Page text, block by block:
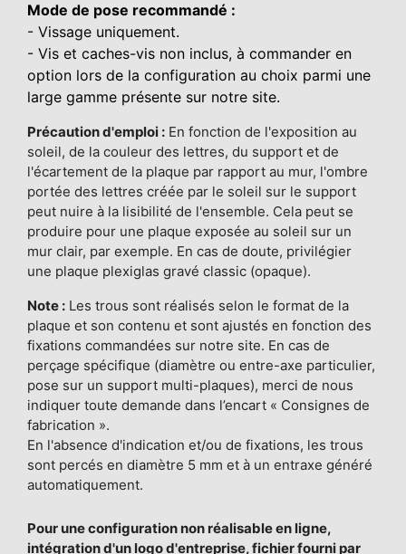
Mode de pose recommandé :
- Vissage uniquement.
- Vis et caches-vis non inclus, à commander en
option lors de la configuration au choix parmi une
large gamme présente sur notre site.
Précaution d'emploi : En fonction de l'exposition au
soleil, de la couleur des lettres, du support et de
l'écartement de la plaque par rapport au mur, l'ombre
portée des lettres créée par le soleil sur le support
peut nuire à la lisibilité de l'ensemble. Cela peut se
produire pour une plaque exposée au soleil sur un
mur clair, par exemple. En cas de doute, privilégier
une plaque plexiglas gravé classic (opaque).
Note : Les trous sont réalisés selon le format de la
plaque et son contenu et sont ajustés en fonction des
fixations commandées sur notre site. En cas de
perçage spécifique (diamètre ou entre-axe particulier,
pose sur un support multi-plaques), merci de nous
indiquer toute demande dans l’encart « Consignes de
fabrication ».
En l'absence d'indication et/ou de fixations, les trous
sont percés en diamètre 5 mm et à un entraxe généré
automatiquement.
Pour une configuration non réalisable en ligne,
intégration d'un logo d'entreprise, fichier fourni par